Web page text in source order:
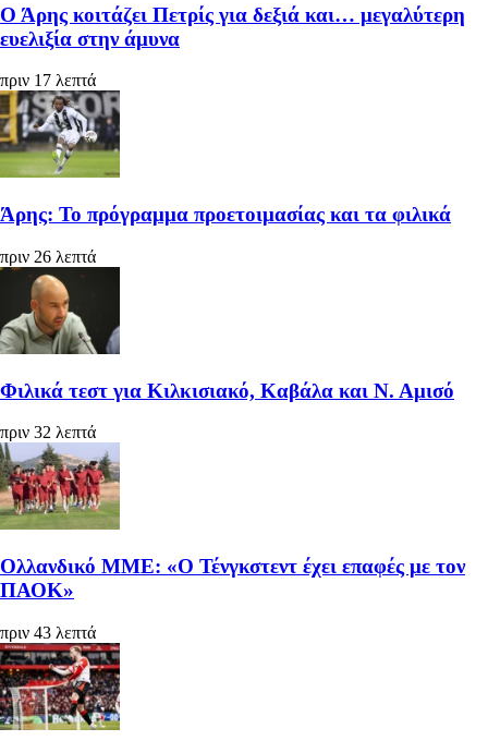
Ο Άρης κοιτάζει Πετρίς για δεξιά και… μεγαλύτερη
ευελιξία στην άμυνα
πριν 17 λεπτά
Άρης: Το πρόγραμμα προετοιμασίας και τα φιλικά
πριν 26 λεπτά
Φιλικά τεστ για Κιλκισιακό, Καβάλα και Ν. Αμισό
πριν 32 λεπτά
Ολλανδικό ΜΜΕ: «Ο Τένγκστεντ έχει επαφές με τον
ΠΑΟΚ»
πριν 43 λεπτά